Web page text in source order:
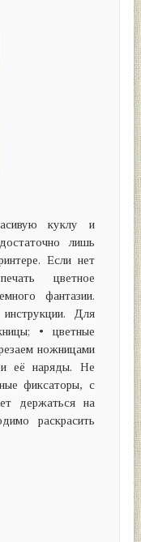
куклу и
лишь
Если нет
цветное
фантазии.
инструкции. Для
• цветные
ножницами
и её наряды. Не
фиксаторы, с
держаться на
раскрасить